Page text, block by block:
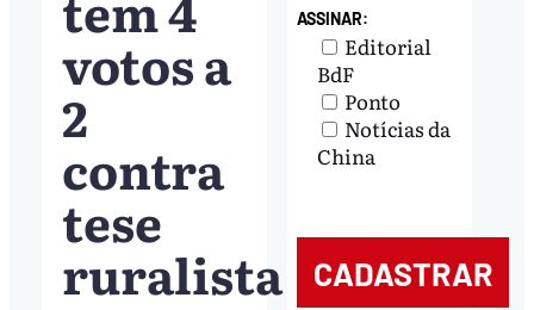
votos a
2
contra
tese
ruralista
ASSINAR:
Editorial
BdF
Ponto
Notícias da
China